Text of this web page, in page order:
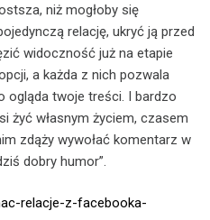
niż mogłoby się
relację, ukryć ją przed
widoczność już na etapie
a każda z nich pozwala
ogląda twoje treści. I bardzo
żyć własnym życiem, czasem
zdąży wywołać komentarz w
dobry humor”.
relacje-z-facebooka-